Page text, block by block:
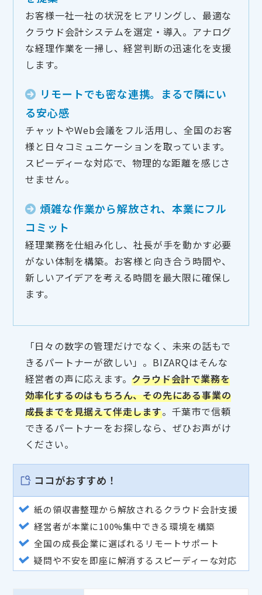
お客様一社一社の状況をヒアリングし、最適な
クラウド会計システムを選定・導入。アナログ
な経理作業を一掃し、経営判断の迅速化を支援
します。
リモートでも密な連携。まるで隣にい
る安心感
チャットやWeb会議をフル活用し、全国のお客
様と日々コミュニケーションを取っています。
スピーディーな対応で、物理的な距離を感じさ
せません。
煩雑な作業から解放され、本業にフル
コミット
経理業務を仕組み化し、社長が手を動かす必要
がない体制を構築。お客様と向き合う時間や、
新しいアイデアを考える時間を最大限に確保し
ます。
「日々の数字の管理だけでなく、未来の話もで
きるパートナーが欲しい」。BIZARQはそんな
経営者の声に応えます。クラウド会計で業務を
効率化するのはもちろん、その先にある事業の
成長までを見据えて伴走します。千葉市で信頼
できるパートナーをお探しなら、ぜひお声がけ
ください。
ココがおすすめ！
紙の領収書整理から解放されるクラウド会計支援
経営者が本業に100%集中できる環境を構築
全国の成長企業に選ばれるリモートサポート
疑問や不安を即座に解消するスピーディーな対応